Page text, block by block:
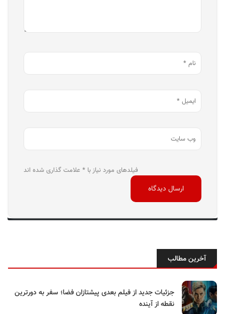
فیلدهای مورد نیاز با * علامت گذاری شده اند
آخرین مطالب
جزئیات جدید از فیلم بعدی پیشتازان فضا؛ سفر به دورترین
نقطه از آینده